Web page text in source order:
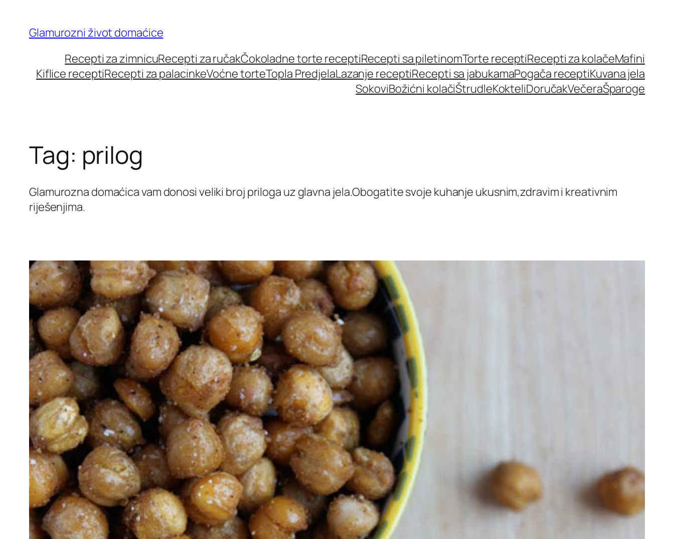
content
Glamurozni život domaćice
Recepti za zimnicuRecepti za ručakČokoladne torte receptiRecepti sa piletinomTorte receptiRecepti za kolačeMafini
Kiflice receptiRecepti za palacinkeVoćne torteTopla PredjelaLazanje receptiRecepti sa jabukamaPogača receptiKuvana jela
SokoviBožićni kolačiŠtrudleKokteliDoručakVečeraŠparoge
Tag: prilog
Glamurozna domaćica vam donosi veliki broj priloga uz glavna jela.Obogatite svoje kuhanje ukusnim,zdravim i kreativnim
riješenjima.